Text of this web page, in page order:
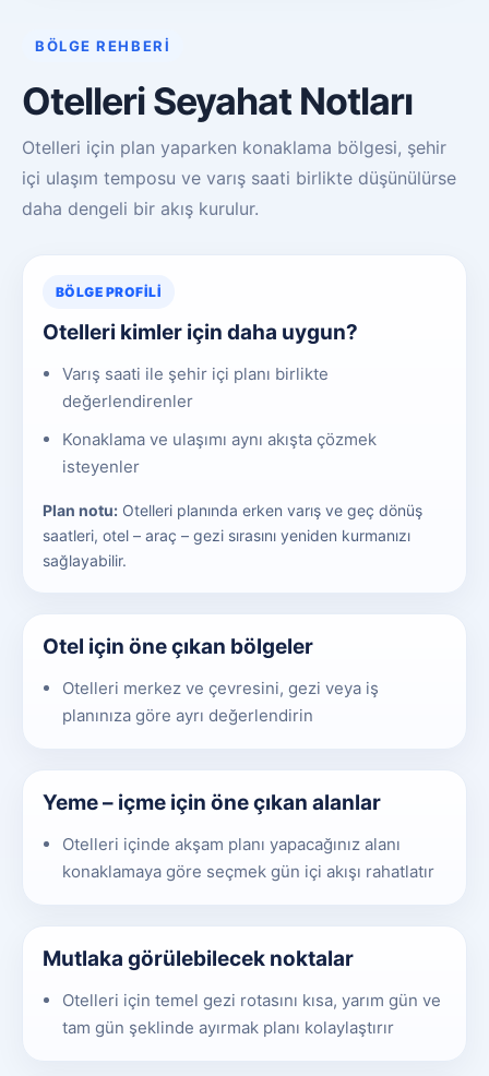
BÖLGE REHBERI
Otelleri Seyahat Notları
Otelleri için plan yaparken konaklama bölgesi, şehir
içi ulaşım temposu ve varış saati birlikte düşünülürse
daha dengeli bir akış kurulur.
BÖLGE PROFILI
Otelleri kimler için daha uygun?
Varış saati ile şehir içi planı birlikte
değerlendirenler
Konaklama ve ulaşımı aynı akışta çözmek
isteyenler
Plan notu: Otelleri planında erken varış ve geç dönüş
saatleri, otel – araç – gezi sırasını yeniden kurmanızı
sağlayabilir.
Otel için öne çıkan bölgeler
Otelleri merkez ve çevresini, gezi veya iş
planınıza göre ayrı değerlendirin
Yeme – içme için öne çıkan alanlar
Otelleri içinde akşam planı yapacağınız alanı
konaklamaya göre seçmek gün içi akışı rahatlatır
Mutlaka görülebilecek noktalar
Otelleri için temel gezi rotasını kısa, yarım gün ve
tam gün şeklinde ayırmak planı kolaylaştırır